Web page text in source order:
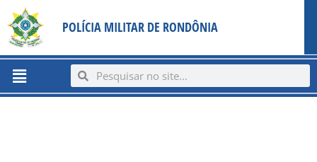
content
para
conteúdo
POLÍCIA MILITAR DE RONDÔNIA
Menu SearchSearch